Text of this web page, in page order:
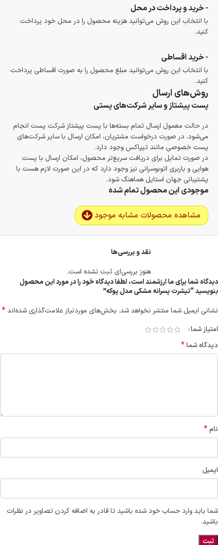
- خرید و پرداخت در محل
با انتخاب این روش می‌توانید هزینه محصول را در محل خود پرداخت
کنید.
- خرید اقساطی
با انتخاب این روش می‌توانید مبلغ محصول را به صورت اقساطی پرداخت
کنید.
روش‌های ارسال
پست پیشتاز و سایر شرکت‌های پستی
در حالت معمول ارسال تمام بسته‌ها با پست پیشتاز شرکت پست انجام
می‌شود. در صورت درخواست مشتریان، امکان ارسال با سایر شرکت‌های
پست خصوصی مانند تیپاکس وجود دارد.
در صورت تمایل برای دریافت سریع‌تر محصول، امکان ارسال با پست
هوایی و باربری اتوبوسرانی نیز وجود دارد که در این صورت لازم هست با
پشتیبانی جهان استایل هماهنگ شود.
موجودی این محصول تمام شده
مشاهده محصولات مشابه موجود
نقد و بررسی‌ها
هنوز بررسی‌ای ثبت نشده است.
دیدگاه شما برای ما ارزشمند است، لطفا دیدگاه خود را در مورد این محصول
بنویسید “تیشرت پسرانه مشکی مدل پوکه”
نشانی ایمیل شما منتشر نخواهد شد. بخش‌های موردنیاز علامت‌گذاری شده‌اند*
امتیاز شما
دیدگاه شما*
نام*
ایمیل
شما باید وارد حساب خود شده باشید تا قادر به اضافه کردن تصاویر در نظرات
باشید.